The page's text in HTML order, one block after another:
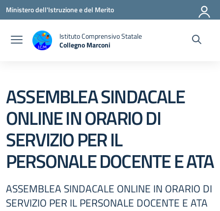
Vai ai contenuti
Vai al menu di navigazione
Vai al footer
Ministero dell'Istruzione e del Merito
Istituto Comprensivo Statale
Collegno Marconi
ASSEMBLEA SINDACALE
ONLINE IN ORARIO DI
SERVIZIO PER IL
PERSONALE DOCENTE E ATA
ASSEMBLEA SINDACALE ONLINE IN ORARIO DI
SERVIZIO PER IL PERSONALE DOCENTE E ATA